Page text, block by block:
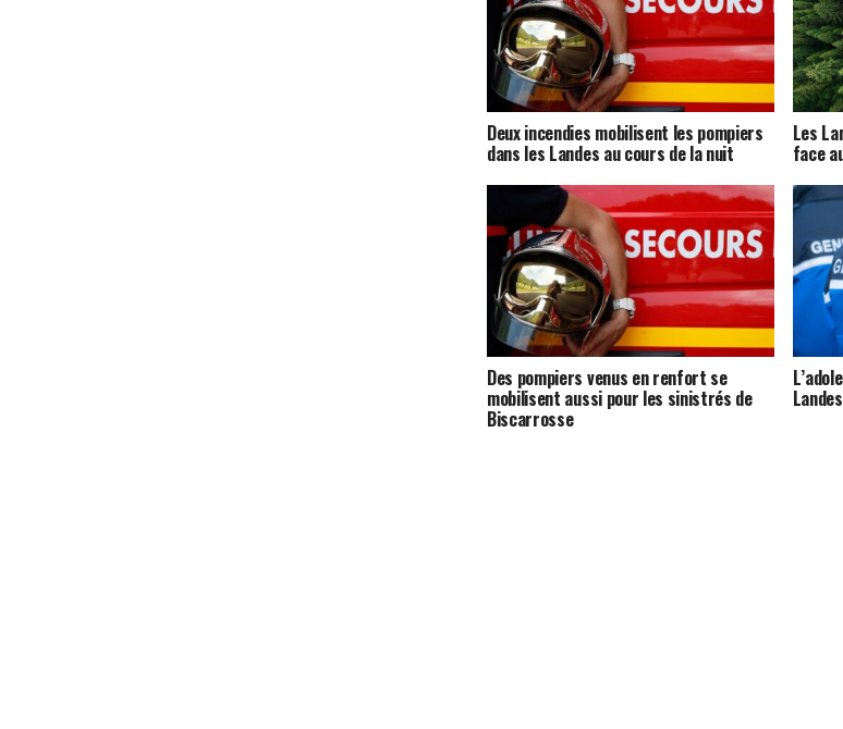
Deux incendies mobilisent les pompiers
dans les Landes au cours de la nuit
Les
face
Des pompiers venus en renfort se
mobilisent aussi pour les sinistrés de
Biscarrosse